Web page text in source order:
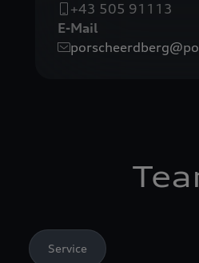
+43 505 91113
E-Mail
Service